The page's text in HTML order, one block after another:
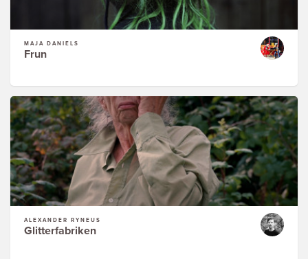
MAJA DANIELS
Frun
ALEXANDER RYNÉUS
Glitterfabriken